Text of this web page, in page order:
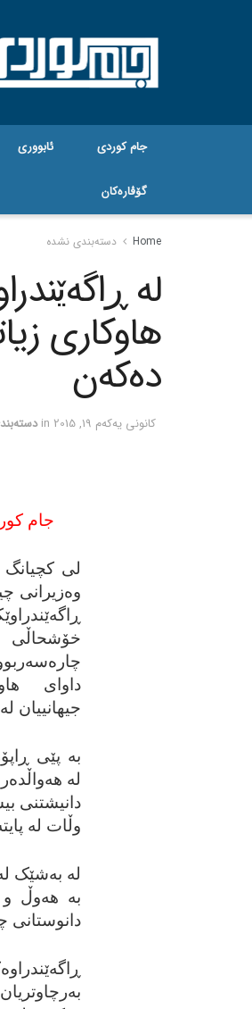
جام کوردی ئابووری
گۆڤاره‌کان
Home دسته‌بندی نشده
له‌
هاوکاری
ده‌که‌ن
كانونی یه‌كه‌م 19, 2015 in
جام
لی
وه‌زیرانی
داوای
جیهانییان
به‌ پێی
له‌
دانیشتنی
وڵات له‌
له‌ به‌شێک
به‌ هه‌وڵ
دانوستانی